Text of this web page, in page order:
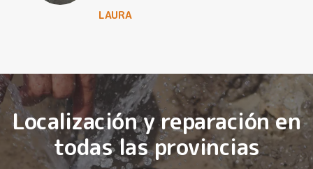
LAURA
Localización y reparación en
todas las provincias